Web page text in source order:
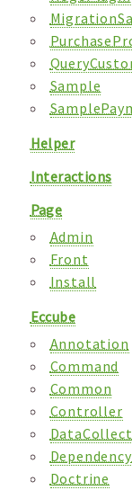
Sample
Helper
Interactions
Page
Admin
Front
Install
Eccube
Annotation
Command
Common
Controller
Doctrine